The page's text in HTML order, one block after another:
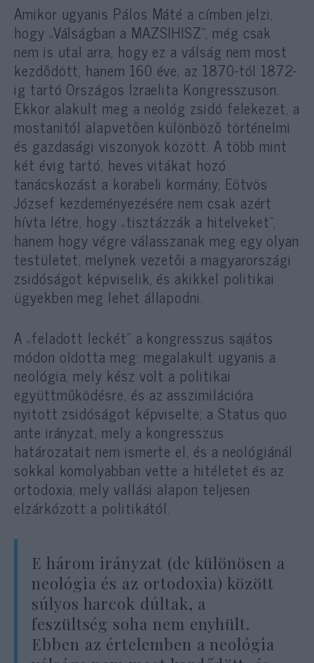
Amikor ugyanis Pálos Máté a címben jelzi,
hogy „Válságban a MAZSIHISZ”, még csak
nem is utal arra, hogy ez a válság nem most
kezdődött, hanem 160 éve, az 1870-tól 1872-
ig tartó Országos Izraelita Kongresszuson.
Ekkor alakult meg a neológ zsidó felekezet, a
mostanitól alapvetően különböző történelmi
és gazdasági viszonyok között. A több mint
két évig tartó, heves vitákat hozó
tanácskozást a korabeli kormány, Eötvös
József kezdeményezésére nem csak azért
hívta létre, hogy „tisztázzák a hitelveket”,
hanem hogy végre válasszanak meg egy olyan
testületet, melynek vezetői a magyarországi
zsidóságot képviselik, és akikkel politikai
ügyekben meg lehet állapodni.
A „feladott leckét” a kongresszus sajátos
módon oldotta meg: megalakult ugyanis a
neológia, mely kész volt a politikai
együttműködésre, és az asszimilációra
nyitott zsidóságot képviselte; a Status quo
ante irányzat, mely a kongresszus
határozatait nem ismerte el, és a neológiánál
sokkal komolyabban vette a hitéletet és az
ortodoxia, mely vallási alapon teljesen
elzárkózott a politikától.
E három irányzat (de különösen a
neológia és az ortodoxia) között
súlyos harcok dúltak, a
feszültség soha nem enyhült.
Ebben az értelemben a neológia